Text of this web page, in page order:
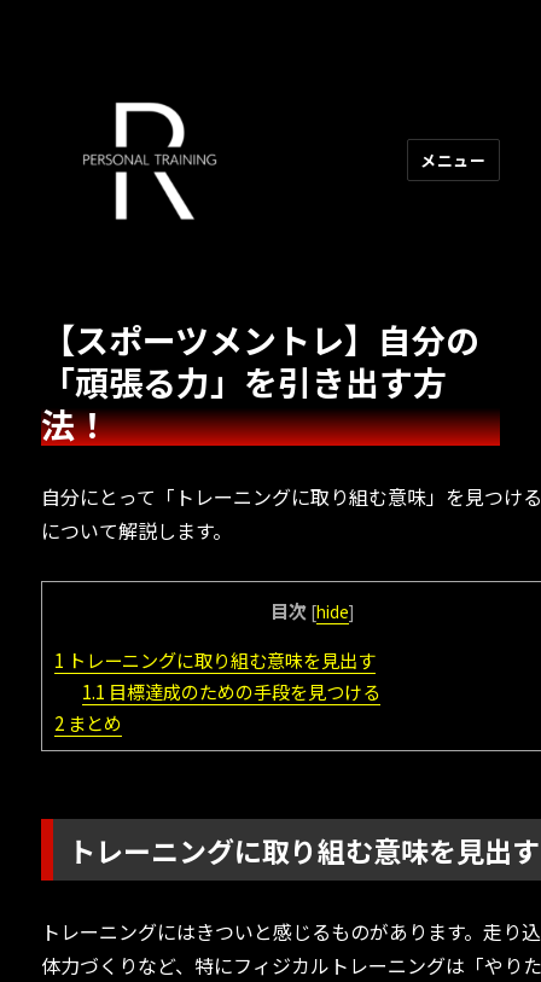
メニュー
【スポーツメントレ】自分の
「頑張る力」を引き出す方
法！
自分にとって「トレーニングに取り組む意味」を見つけ
について解説します。
目次 [hide]
1 トレーニングに取り組む意味を見出す
1.1 目標達成のための手段を見つける
2 まとめ
トレーニングに取り組む意味を見出す
トレーニングにはきついと感じるものがあります。走り
体力づくりなど、特にフィジカルトレーニングは「やり